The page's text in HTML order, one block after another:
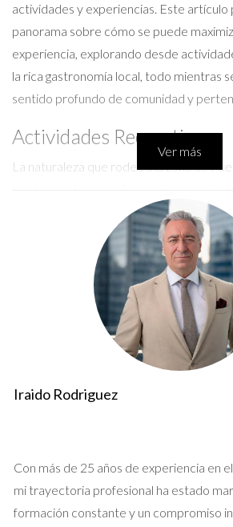
actividades y experiencias. Este artículo
panorama sobre cómo se puede
experiencia, explorando desde
la rica gastronomía local, todo mientras
sentido profundo de comunidad y
Actividades Recreativas
La naturaleza que rodea a la zona de
disfrutar del aire libre. Desde caminatas
paseos en bicicleta, cada rincón puede
aventura refrescante. Entre las
Senderismo en la Casa de Campo:
es un lugar perfecto para pasear,
marcados que ofrecen vistas
Paseos en bicicleta:Los vecinos
exploración de paisajes naturales.
Por último, el contacto con la naturaleza
actividad física, sino que también
Ver más
Iraido Rodriguez
Con más de 25 años de experiencia en
mi trayectoria profesional ha estado
formación constante y un compromiso